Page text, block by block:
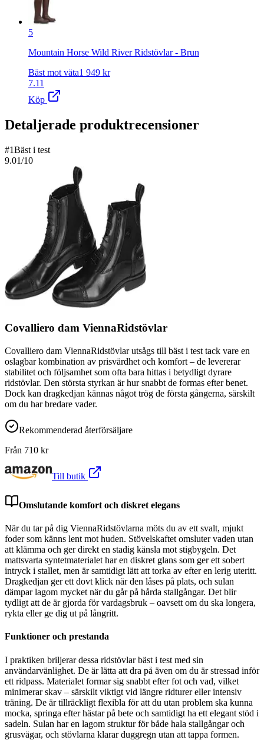
5
Mountain Horse Wild River Ridstövlar - Brun
Bäst mot väta1 949 kr
7.11
Köp
Detaljerade produktrecensioner
#1Bäst i test
9.01/10
Covalliero dam ViennaRidstövlar
Covalliero dam ViennaRidstövlar utsågs till bäst i test tack vare en
oslagbar kombination av prisvärdhet och komfort – de levererar
stabilitet och följsamhet som ofta bara hittas i betydligt dyrare
ridstövlar. Den största styrkan är hur snabbt de formas efter benet.
Dock kan dragkedjan kännas något trög de första gångerna, särskilt
om du har bredare vader.
Rekommenderad återförsäljare
Från 710 kr
Till butik
Omslutande komfort och diskret elegans
När du tar på dig ViennaRidstövlarna möts du av ett svalt, mjukt
foder som känns lent mot huden. Stövelskaftet omsluter vaden utan
att klämma och ger direkt en stadig känsla mot stigbygeln. Det
mattsvarta syntetmaterialet har en diskret glans som ger ett sobert
intryck i stallet, men är samtidigt lätt att torka av efter en lerig uteritt.
Dragkedjan ger ett dovt klick när den låses på plats, och sulan
dämpar lagom mycket när du går på hårda stallgångar. Det blir
tydligt att de är gjorda för vardagsbruk – oavsett om du ska longera,
rykta eller ge dig ut på långritt.
Funktioner och prestanda
I praktiken briljerar dessa ridstövlar bäst i test med sin
användarvänlighet. De är lätta att dra på även om du är stressad inför
ett ridpass. Materialet formar sig snabbt efter fot och vad, vilket
minimerar skav – särskilt viktigt vid längre ridturer eller intensiv
träning. De är tillräckligt flexibla för att du utan problem ska kunna
mocka, springa efter hästar på bete och samtidigt ha ett elegant stöd i
sadeln. Sulan har en lagom struktur för både hala stallgångar och
grusvägar, och stövlarna klarar duggregn utan att tappa formen.